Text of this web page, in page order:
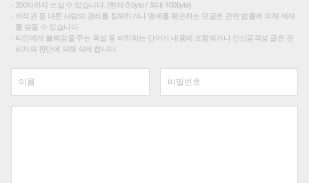
200자까지 쓰실 수 있습니다. (현재 0 byte / 최대 400byte)
저작권 등 다른 사람의 권리를 침해하거나 명예를 훼손하는 댓글은 관련 법률에 의해 제재
를 받을 수 있습니다.
타인에게 불쾌감을 주는 욕설 등 비하하는 단어가 내용에 포함되거나 인신공격성 글은 관
리자의 판단에 의해 삭제 합니다.